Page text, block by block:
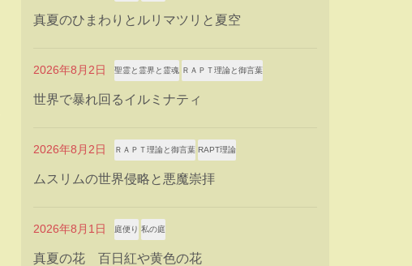
真夏のひまわりとルリマツリと夏空
2026年8月2日 聖霊と霊界と霊魂 ＲＡＰＴ理論と御言葉
世界で暴れ回るイルミナティ
2026年8月2日 ＲＡＰＴ理論と御言葉 RAPT理論
ムスリムの世界侵略と悪魔崇拝
2026年8月1日 庭便り 私の庭
真夏の花 百日紅や黄色の花